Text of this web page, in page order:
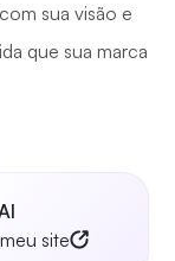
sua visão e
que sua marca
site